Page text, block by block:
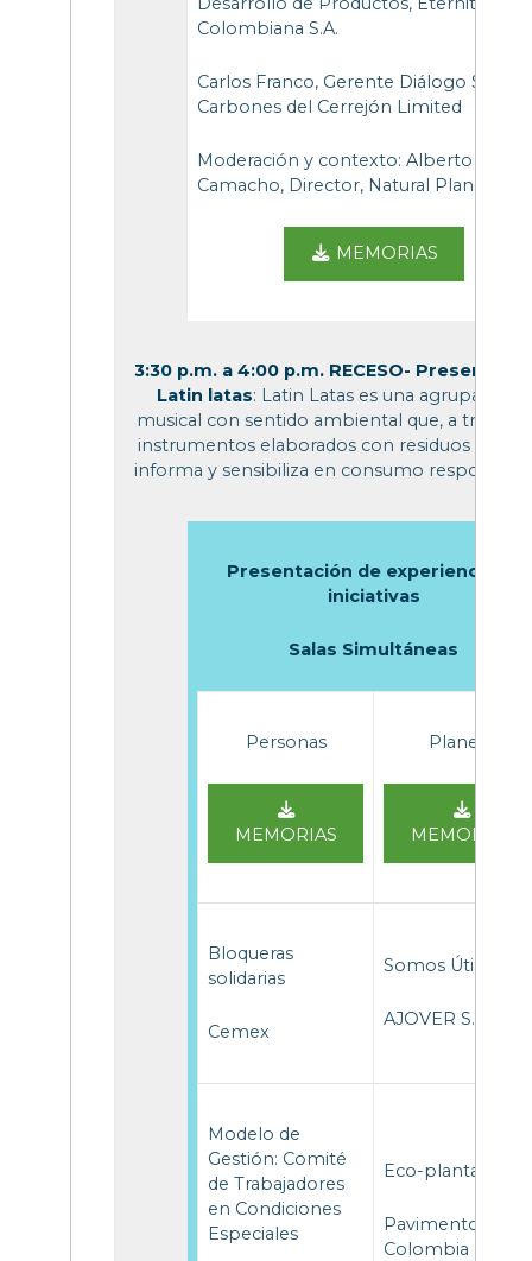
Colombiana S.A.
Carlos Franco, Gerente Diálogo Social,
Carbones del Cerrejón Limited
Moderación y contexto: Alberto
Camacho, Director, Natural Planet.
MEMORIAS
3:30 p.m. a 4:00 p.m. RECESO-
Latin latas: Latin Latas es una agrupación
musical con sentido ambiental que, a través
instrumentos elaborados con residuos
informa y sensibiliza en consumo
Presentación de experiencias e
iniciativas
Salas Simultáneas
Personas
MEMORIAS
Planeta
MEMORIAS
Bloqueras
solidarias
Cemex
Somos Útiles
AJOVER S.A
Modelo de
Gestión: Comité
de Trabajadores
en Condiciones
Especiales
Eco-planta
Pavimentos
Colombia